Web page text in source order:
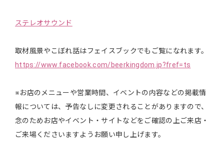
ステレオサウンド
取材風景やこぼれ話はフェイスブックでもご覧になれます。
https://www.facebook.com/beerkingdom.jp?fref=ts
※お店のメニューや営業時間、イベントの内容などの掲載情
報については、予告なしに変更されることがありますので、
念のためお店やイベント・サイトなどをご確認の上ご来店・
ご来場くださいますようお願い申し上げます。